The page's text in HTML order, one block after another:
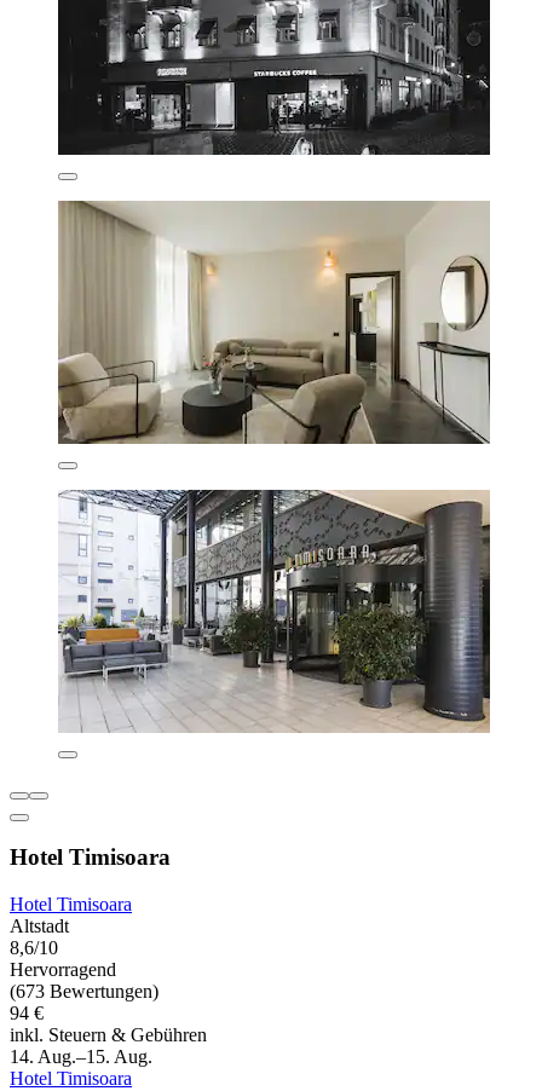
Hotel Timisoara
Hotel Timisoara
Altstadt
8,6/10
Hervorragend
(673 Bewertungen)
94 €
inkl. Steuern & Gebühren
14. Aug.–15. Aug.
Hotel Timisoara